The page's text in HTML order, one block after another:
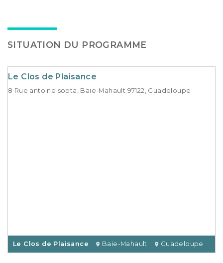
SITUATION DU PROGRAMME
Le Clos de Plaisance
8 Rue antoine sopta, Baie-Mahault 97122, Guadeloupe
Le Clos de Plaisance Baie-Mahault Guadeloupe